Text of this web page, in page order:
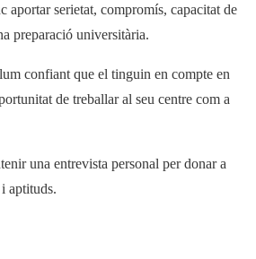
aportar serietat, compromís, capacitat de
preparació universitària.
confiant que el tinguin en compte en
de treballar al seu centre com a
una entrevista personal per donar a
aptituds.